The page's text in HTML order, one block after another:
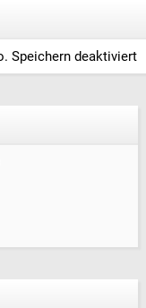
Speichern deaktiviert